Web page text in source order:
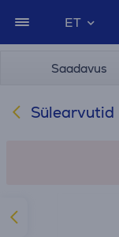
ET
Saadavus
Sülearvutid